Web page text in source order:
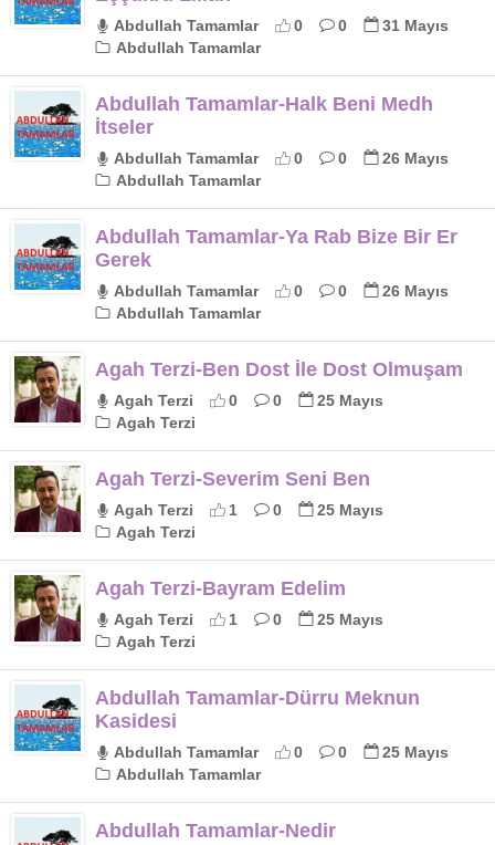
Abdullah Tamamlar 0 0
31 Mayıs
Abdullah Tamamlar
Abdullah Tamamlar-Halk Beni Medh
İtseler
Abdullah Tamamlar 0 0
26 Mayıs
Abdullah Tamamlar
Abdullah Tamamlar-Ya Rab Bize Bir Er
Gerek
Abdullah Tamamlar 0 0
26 Mayıs
Abdullah Tamamlar
Agah Terzi-Ben Dost İle Dost Olmuşam
Agah Terzi 0 0
25 Mayıs
Agah Terzi
Agah Terzi-Severim Seni Ben
Agah Terzi 1 0
25 Mayıs
Agah Terzi
Agah Terzi-Bayram Edelim
Agah Terzi 1 0
25 Mayıs
Agah Terzi
Abdullah Tamamlar-Dürru Meknun
Kasidesi
Abdullah Tamamlar 0 0
25 Mayıs
Abdullah Tamamlar
Abdullah Tamamlar-Nedir